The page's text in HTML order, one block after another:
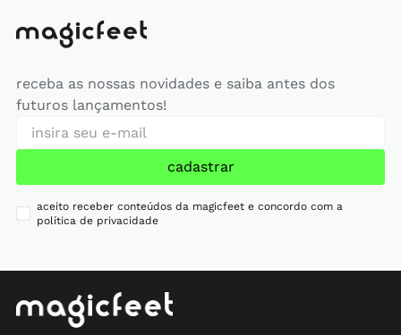
receba as nossas novidades e saiba antes dos
futuros lançamentos!
cadastrar
aceito receber conteúdos da magicfeet e concordo com a
política de privacidade